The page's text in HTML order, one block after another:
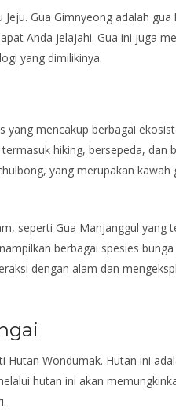
Gua Gimnyeong adalah gua
Anda jelajahi. Gua ini juga
yang dimilikinya.
yang mencakup berbagai
hiking, bersepeda, dan
yang merupakan kawah
seperti Gua Manjanggul yang
berbagai spesies bunga
dengan alam dan
Hutan Wondumak. Hutan ini
hutan ini akan